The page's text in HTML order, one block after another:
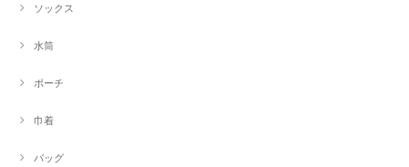
ソックス
水筒
ポーチ
巾着
バッグ